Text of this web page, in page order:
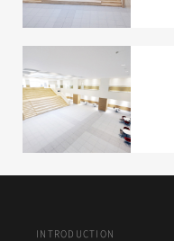
INTRODUCTION